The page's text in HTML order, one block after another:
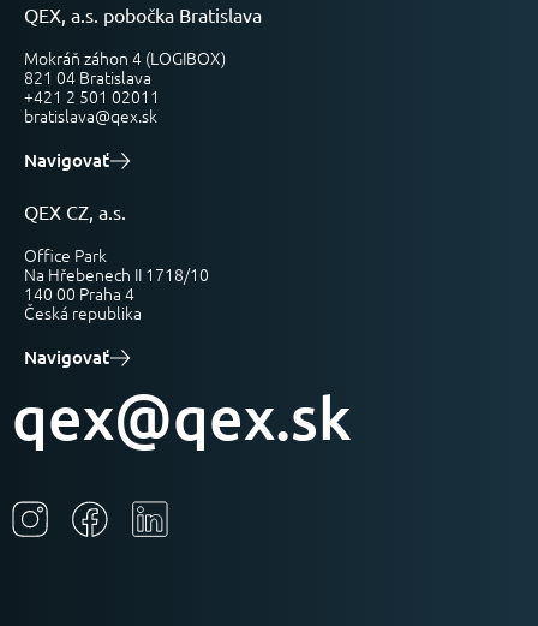
QEX, a.s. pobočka Bratislava
Mokráň záhon 4 (LOGIBOX)
821 04 Bratislava
+421 2 501 02011
bratislava@qex.sk
Navigovať
QEX CZ, a.s.
Office Park
Na Hřebenech II 1718/10
140 00 Praha 4
Česká republika
Navigovať
qex@qex.sk